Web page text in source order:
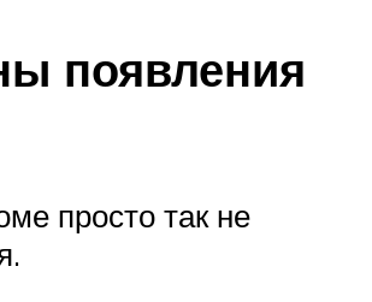
появления
просто так не